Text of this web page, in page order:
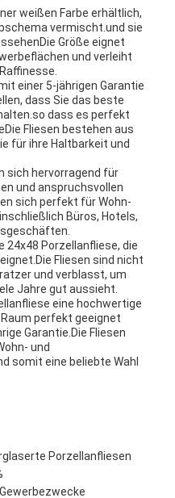
weißen Farbe erhältlich,
vermischt.und sie
Größe eignet
und verleiht
einer 5-jährigen Garantie
dass Sie das beste
dass es perfekt
Fliesen bestehen aus
für ihre Haltbarkeit und
sich hervorragend für
und anspruchsvollen
sich perfekt für Wohn-
Büros, Hotels,
24x48 Porzellanfliese, die
Fliesen sind nicht
und verblasst, um
Jahre gut aussieht.
eine hochwertige
perfekt geeignet
Garantie.Die Fliesen
und
somit eine beliebte Wahl
Porzellanfliesen